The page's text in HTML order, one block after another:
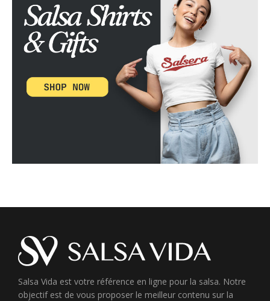
Salsa Vida est votre référence en ligne pour la salsa. Notre
objectif est de vous proposer le meilleur contenu sur la